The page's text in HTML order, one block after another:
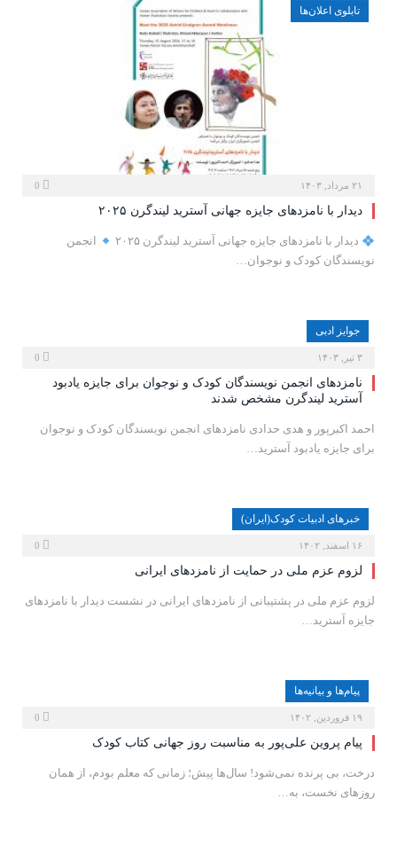
تابلوی اعلان‌ها
۲۱ مرداد, ۱۴۰۳
دیدار با نامزدهای جایزه جهانی آسترید لیندگرن ۲۰۲۵
دیدار با نامزدهای جایزه جهانی آسترید لیندگرن ۲۰۲۵
انجمن
نویسندگان کودک و نوجوان…
جوایز ادبی
۳ تیر, ۱۴۰۳
نامزدهای انجمن نویسندگان کودک و نوجوان برای جایزه یادبود
آسترید لیندگرن مشخص شدند
احمد اکبرپور و هدی حدادی نامزدهای انجمن نویسندگان کودک و نوجوان
برای جایزه یادبود آسترید…
خبرهای ادبیات کودک(ایران)
۱۶ اسفند, ۱۴۰۲
لزوم عزم ملی در حمایت از نامزدهای ایرانی
لزوم عزم ملی در پشتیبانی از نامزدهای ایرانی در نشست دیدار با نامزدهای
جایزه آسترید…
پیام‌ها و بیانیه‌ها
۱۹ فروردین, ۱۴۰۲
پیام پروین علی‌پور به مناسبت روز جهانی کتاب کودک
درخت، بی پرنده نمی‌شود! سال‌ها پیش؛ زمانی که معلم بودم، از همان
روزهای نخست، به…